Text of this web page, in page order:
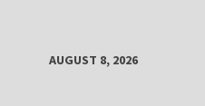
AUGUST 8, 2026